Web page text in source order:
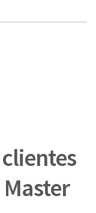
clientes
Master